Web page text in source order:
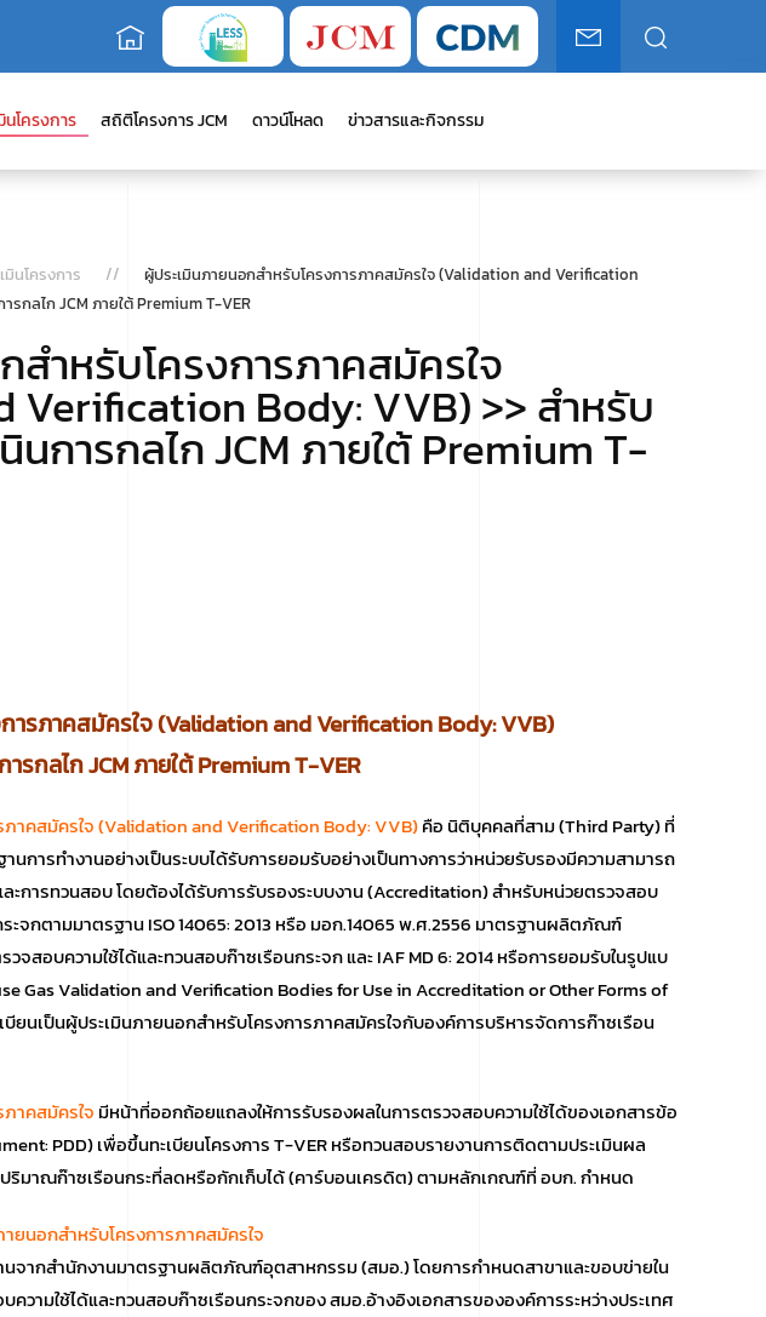
นโครงการ สถิติโครงการ JCM ดาวน์โหลด ข่าวสารและกิจกรรม
มินโครงการ
ผู้ประเมินภายนอกสำหรับโครงการภาคสมัครใจ (Validation and Verification
รกลไก JCM ภายใต้ Premium T-VER
สำหรับโครงการภาคสมัครใจ
Verification Body: VVB) >> สำหรับ
นการกลไก JCM ภายใต้ Premium T-
ารภาคสมัครใจ (Validation and Verification Body: VVB)
รกลไก JCM ภายใต้ Premium T-VER
าคสมัครใจ (Validation and Verification Body: VVB)คือ นิติบุคคลที่สาม (Third Party) ที่
นการทำงานอย่างเป็นระบบได้รับการยอมรับอย่างเป็นทางการว่าหน่วยรับรองมีความสามารถ
ละการทวนสอบ โดยต้องได้รับการรับรองระบบงาน (Accreditation) สำหรับหน่วยตรวจสอบ
ระจกตามมาตรฐาน ISO 14065: 2013 หรือ มอก.14065 พ.ศ.2556 มาตรฐานผลิตภัณฑ์
สอบความใช้ได้และทวนสอบก๊าซเรือนกระจก และ IAF MD 6: 2014 หรือการยอมรับในรูปแบ
Gas Validation and Verification Bodies for Use in Accreditation or Other Forms of
ยนเป็นผู้ประเมินภายนอกสำหรับโครงการภาคสมัครใจกับองค์การบริหารจัดการก๊าซเรือน
าคสมัครใจ มีหน้าที่ออกถ้อยแถลงให้การรับรองผลในการตรวจสอบความใช้ได้ของเอกสารข้อ
PDD) เพื่อขึ้นทะเบียนโครงการ T-VER หรือทวนสอบรายงานการติดตามประเมินผล
ริมาณก๊าซเรือนกระที่ลดหรือกักเก็บได้ (คาร์บอนเครดิต) ตามหลักเกณฑ์ที่ อบก. กำหนด
นอกสำหรับโครงการภาคสมัครใจ
จากสำนักงานมาตรฐานผลิตภัณฑ์อุตสาหกรรม (สมอ.) โดยการกําหนดสาขาและขอบข่ายใน
วามใช้ได้และทวนสอบก๊าซเรือนกระจกของ สมอ.อ้างอิงเอกสารขององค์การระหว่างประเทศ